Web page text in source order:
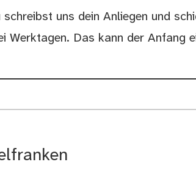
schreibst uns dein Anliegen und
Werktagen. Das kann der Anfang